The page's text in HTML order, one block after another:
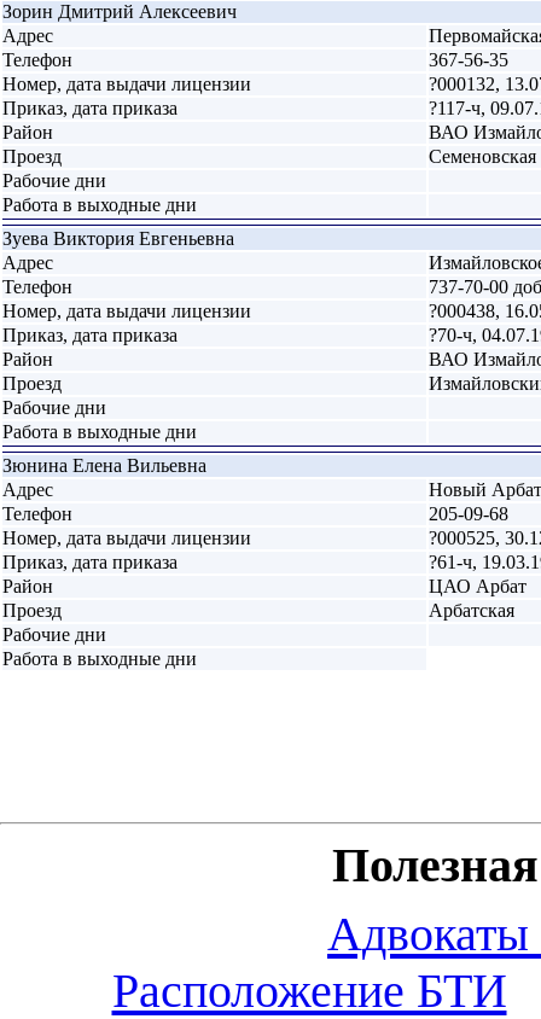
Зорин Дмитрий Алексеевич
Адрес
Телефон
367-56-35
Номер, дата выдачи лицензии
?000132,
Приказ, дата приказа
?117-ч,
Район
ВАО
Проезд
Семеновская
Рабочие дни
Работа в выходные дни
Зуева Виктория Евгеньевна
Адрес
Телефон
737-70-00
Номер, дата выдачи лицензии
?000438,
Приказ, дата приказа
?70-ч,
Район
ВАО
Проезд
Рабочие дни
Работа в выходные дни
Зюнина Елена Вильевна
Адрес
Новый
Телефон
205-09-68
Номер, дата выдачи лицензии
?000525,
Приказ, дата приказа
?61-ч,
Район
ЦАО Арбат
Проезд
Арбатская
Рабочие дни
Работа в выходные дни
Расположение БТИ